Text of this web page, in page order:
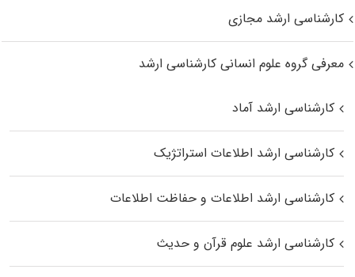
کارشناسی ارشد مجازی
معرفی گروه علوم انسانی کارشناسی ارشد
کارشناسی ارشد آماد
کارشناسی ارشد اطلاعات استراتژیک
کارشناسی ارشد اطلاعات و حفاظت اطلاعات
کارشناسی ارشد علوم قرآن و حدیث